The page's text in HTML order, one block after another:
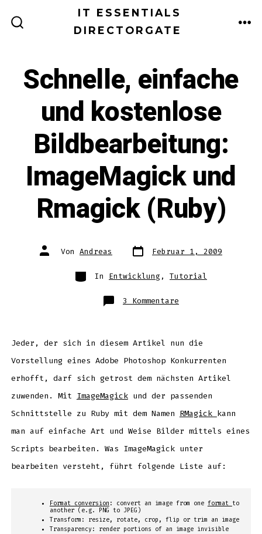
Inhalt
IT ESSENTIALS
DIRECTORGATE
Schnelle, einfache
und kostenlose
Bildbearbeitung:
ImageMagick und
Rmagick (Ruby)
Autor
des Von Andreas Datum
des
Februar 1, 2009
Kategorien
In Entwicklung , Tutorial
3 Kommentare
Schnelle,
ImageMagick
Rmagick
(Ruby)
Jeder, der sich in diesem Artikel nun die
Vorstellung eines Adobe Photoshop Konkurrenten
erhofft, darf sich getrost dem nächsten Artikel
zuwenden. Mit ImageMagickund der passenden
Schnittstelle zu Ruby mit dem Namen RMagick kann
man auf einfache Art und Weise Bilder mittels eines
Scripts bearbeiten. Was ImageMagick unter
bearbeiten versteht, führt folgende Liste auf:
Format conversion : convert an image from one format to
another (e.g. PNG to JPEG)
Transform: resize, rotate, crop, flip or trim an image
Transparency: render portions of an image invisible